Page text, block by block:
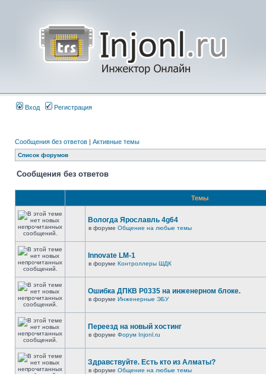
Вход Регистрация
Сообщения без ответов | Активные темы
Список форумов
Сообщения без ответов
Темы
Вологда Ярославль 4g64
в форуме Общение на любые темы
Innovate LM-1
в форуме Контроллеры ШДК
Ошибка ДПКВ Р0335 на инженерном блоке.
в форуме Инженерные ЭБУ
Переезд на новый хостинг
в форуме Форум Injonl.ru
Здравствуйте. Есть кто из Алматы?
в форуме Общение на любые темы